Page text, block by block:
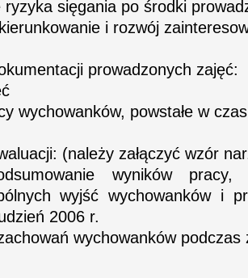
ryzyka sięgania po środki
i rozwój
prowadzonych zajęć:
wychowanków, powstałe w
(należy załączyć wzór
wyników pracy,
wyjść wychowanków i
2006 r.
wychowanków podczas